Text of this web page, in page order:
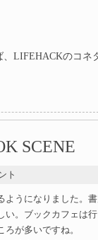
LIFEHACKのコネ
SCENE
ト
うになりました。
。ブックカフェは
が多いですね。